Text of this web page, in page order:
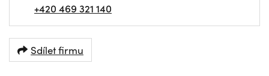
+420 469 321 140
Sdílet firmu